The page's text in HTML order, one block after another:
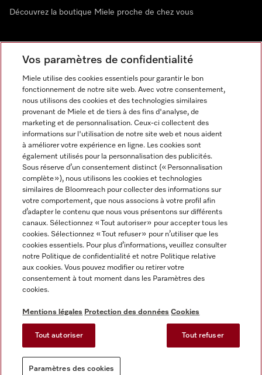
Découvrez la boutique Miele proche de chez vous
Newsletter
Mentions légales
CGV
Protection des données
Conditions d'utilisation
Reglement sur les services numeriques
Paramètres des cookies
Miele sur Instagram
Miele sur Facebook
Miele sur Youtube
Vos paramètres de confidentialité
Miele utilise des cookies essentiels pour garantir le bon
fonctionnement de notre site web. Avec votre consentement,
nous utilisons des cookies et des technologies similaires
provenant de Miele et de tiers à des fins d'analyse, de
marketing et de personnalisation. Ceux-ci collectent des
informations sur l'utilisation de notre site web et nous aident
à améliorer votre expérience en ligne. Les cookies sont
également utilisés pour la personnalisation des publicités.
Sous réserve d’un consentement distinct (« Personnalisation
complète »), nous utilisons les cookies et technologies
similaires de Bloomreach pour collecter des informations sur
votre comportement, que nous associons à votre profil afin
d’adapter le contenu que nous vous présentons sur différents
canaux. Sélectionnez « Tout autoriser » pour accepter tous les
cookies. Sélectionnez « Tout refuser » pour n’utiliser que les
cookies essentiels. Pour plus d’informations, veuillez consulter
notre Politique de confidentialité et notre Politique relative
aux cookies. Vous pouvez modifier ou retirer votre
consentement à tout moment dans les Paramètres des
cookies.
Mentions légales Protection des données Cookies
Tout autoriser Tout refuser
Paramètres des cookies